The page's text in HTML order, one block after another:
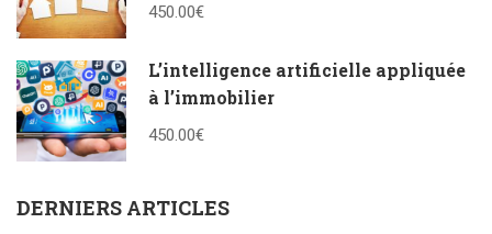
450.00€
L’intelligence artificielle appliquée
à l’immobilier
450.00€
DERNIERS ARTICLES